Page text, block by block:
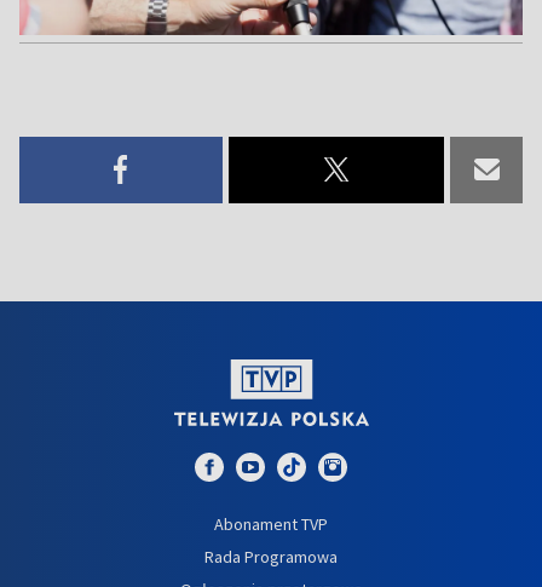
Abonament TVP
Rada Programowa